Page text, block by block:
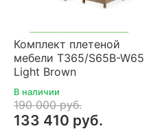
Комплект плетеной
мебели T365/S65B-W65
Light Brown
В наличии
190 000 руб.
133 410 руб.